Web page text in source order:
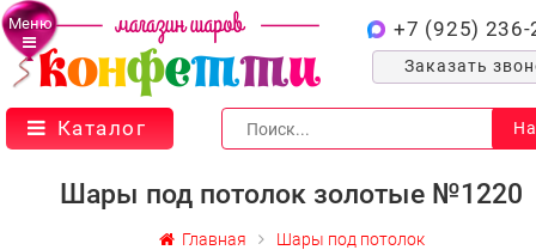
Меню +7 (925) 236-
Заказать
Каталог
Шары под потолок золотые №1220
Главная
Шары под потолок